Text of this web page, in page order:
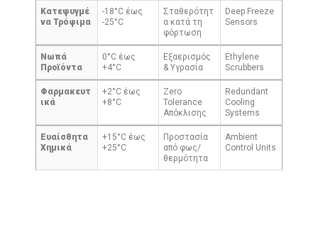
Κατεψυγμέ
να Τρόφιμα
-18°C έως
-25°C
Σταθερότητ
α κατά τη
φόρτωση
Deep Freeze
Sensors
Νωπά
Προϊόντα
0°C έως
+4°C
Εξαερισμός
& Υγρασία
Ethylene
Scrubbers
Φαρμακευτ
ικά
+2°C έως
+8°C
Zero
Tolerance
Απόκλισης
Redundant
Cooling
Systems
Ευαίσθητα
Χημικά
+15°C έως
+25°C
Προστασία
από φως/
θερμότητα
Ambient
Control Units